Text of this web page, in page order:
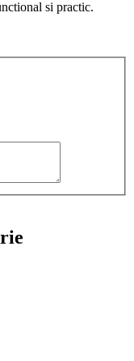
si practic.